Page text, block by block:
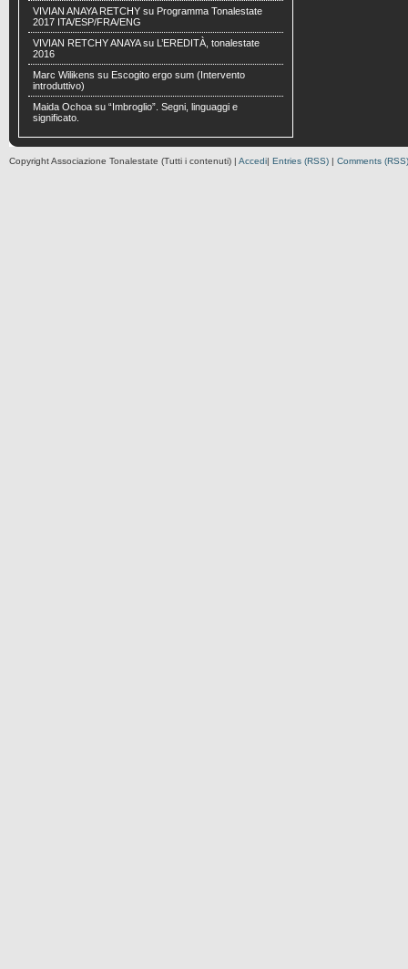
VIVIAN ANAYA RETCHY su Programma Tonalestate
2017 ITA/ESP/FRA/ENG
VIVIAN RETCHY ANAYAsu
L’EREDITÀ, tonalestate
2016
Marc Wilikens su Escogito ergo sum (Intervento
introduttivo)
Maida Ochoa su “Imbroglio”. Segni, linguaggi e
significato.
Copyright Associazione Tonalestate (Tutti i contenuti) | Accedi| Entries (RSS) | Comments (RSS)